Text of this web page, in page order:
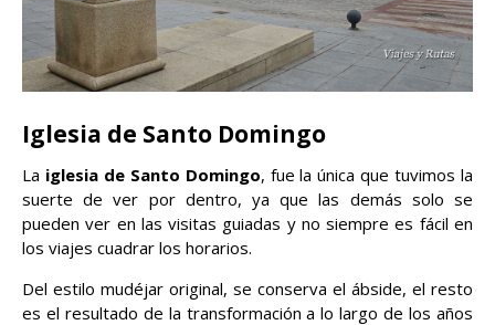
Iglesia de Santo Domingo
La iglesia de Santo Domingo, fue la única que tuvimos la
suerte de ver por dentro, ya que las demás solo se
pueden ver en las visitas guiadas y no siempre es fácil en
los viajes cuadrar los horarios.
Del estilo mudéjar original, se conserva el ábside, el resto
es el resultado de la transformación a lo largo de los años